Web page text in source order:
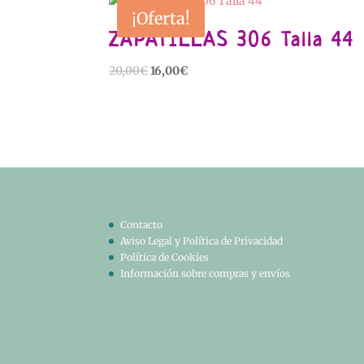
¡Oferta!
ZAPATILLAS 306 Talla 44
20,00€El
16,00€El
Contacto
Aviso Legal y Política de Privacidad
Política de Cookies
Información sobre compras y envíos